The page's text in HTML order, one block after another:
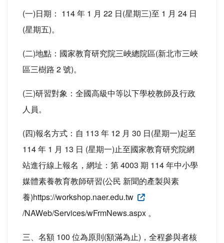
(一)日期： 114 年 1 月 22 日(星期三)至 1 月 24 日
(星期五)。
(二)地點：國家教育研究院三峽總院區(新北市三峽
區三樹路 2 號)。
(三)研習對象：全國高級中等以下學校教師及行政
人員。
(四)報名方式：自 113 年 12 月 30 日(星期一)起至
114 年 1 月 13 日 (星期一)止至國家教育研究院網
站進行線上報名，網址：第 4003 期 114 年中小學
媒體素養教育教師研習(公民 新聞的產製與素
養)https://workshop.naer.edu.tw
/NAWeb/Services/wFrmNews.aspx 。
三、名額 100 位為原則(額滿為止)，全程參與者核